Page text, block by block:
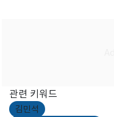
관련 키워드
김민석